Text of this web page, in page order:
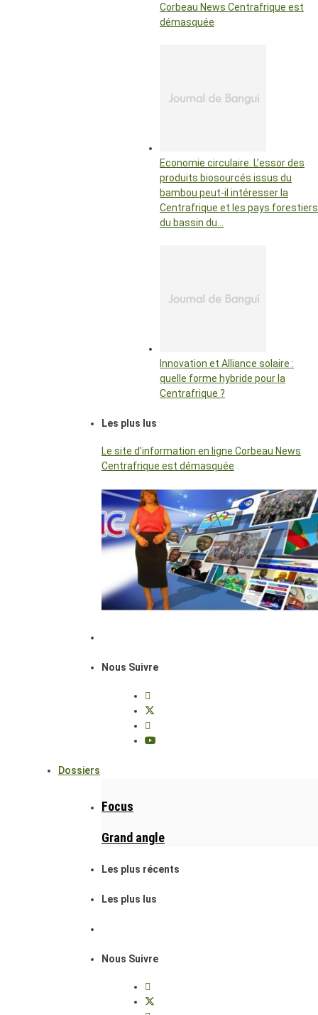
Corbeau News Centrafrique est
démasquée
Economie circulaire. L’essor des
produits biosourcés issus du
bambou peut-il intéresser la
Centrafrique et les pays forestiers
du bassin du…
Innovation et Alliance solaire :
quelle forme hybride pour la
Centrafrique ?
Les plus lus
Le site d’information en ligne Corbeau News
Centrafrique est démasquée
Nous Suivre
Dossiers
Focus
Grand angle
Les plus récents
Les plus lus
Nous Suivre